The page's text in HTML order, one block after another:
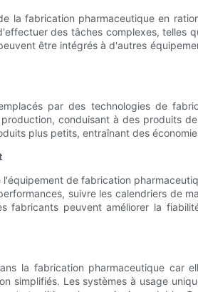
la fabrication pharmaceutique en
des tâches complexes,
être intégrés à d'autres
par des technologies de
conduisant à des produits
plus petits, entraînant des
de fabrication
suivre les calendriers de
fabricants peuvent améliorer la
la fabrication pharmaceutique
simplifiés. Les systèmes à usage